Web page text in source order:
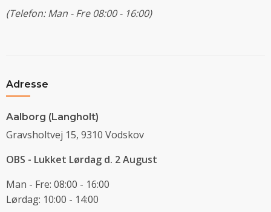
(Telefon: Man - Fre 08:00 - 16:00)
Adresse
Aalborg (Langholt)
Gravsholtvej 15, 9310 Vodskov
OBS - Lukket Lørdag d. 2 August
Man - Fre: 08:00 - 16:00
Lørdag: 10:00 - 14:00